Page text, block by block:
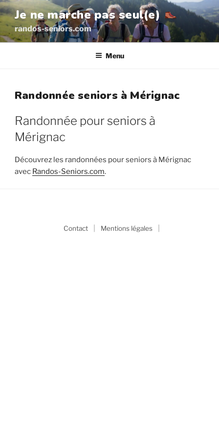
Aller
au
contenu
principal
Je ne marche pas seul(e)
randos-seniors.com
Menu
Randonnée seniors à Mérignac
Randonnée pour seniors à
Mérignac
Découvrez les randonnées pour seniors à Mérignac
avec Randos-Seniors.com.
Contact Mentions légales